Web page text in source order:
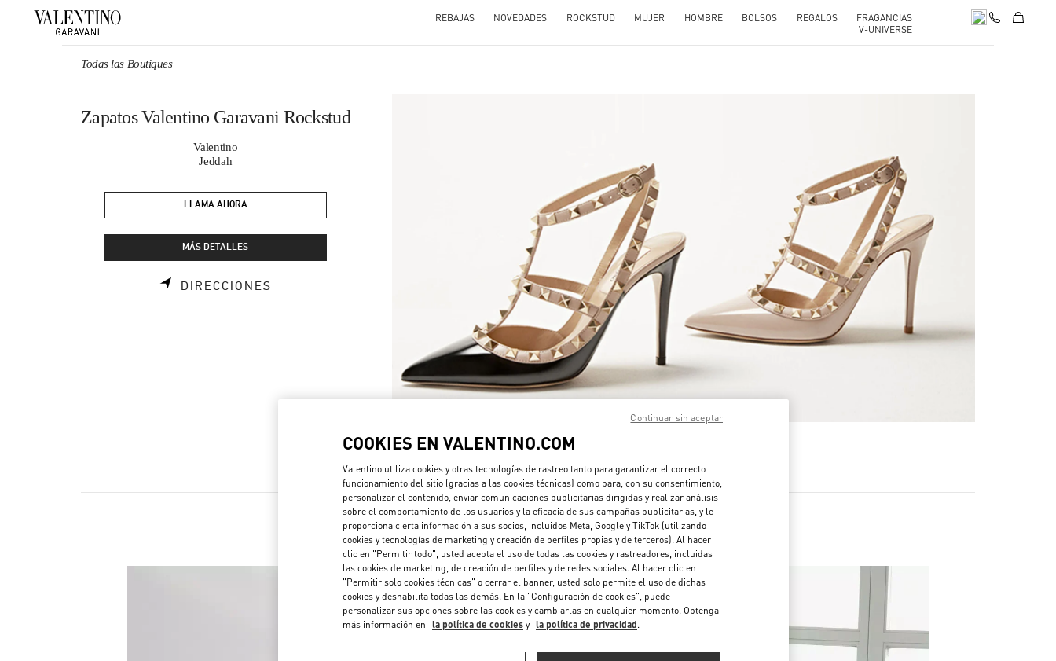
REBAJAS NOVEDADES ROCKSTUD MUJER HOMBRE BOLSOS REGALOS
FRAGANCIAS
V-UNIVERSE
Todas las Boutiques
Zapatos Valentino Garavani Rockstud
Valentino
Jeddah
LLAMA AHORA
MÁS DETALLES
DIRECCIONES Link Opens in New Tab
NOVEDADES
COOKIES EN VALENTINO.COM
Valentino utiliza cookies y otras tecnologías de rastreo tanto para garantizar el correcto
funcionamiento del sitio (gracias a las cookies técnicas) como para, con su consentimiento,
personalizar el contenido, enviar comunicaciones publicitarias dirigidas y realizar análisis
sobre el comportamiento de los usuarios y la eficacia de sus campañas publicitarias, y le
proporciona cierta información a sus socios, incluidos Meta, Google y TikTok (utilizando
cookies y tecnologías de marketing y creación de perfiles propias y de terceros). Al hacer
clic en "Permitir todo", usted acepta el uso de todas las cookies y rastreadores, incluidas
las cookies de marketing, de creación de perfiles y de redes sociales. Al hacer clic en
"Permitir solo cookies técnicas" o cerrar el banner, usted solo permite el uso de dichas
cookies y deshabilita todas las demás. En la "Configuración de cookies", puede
personalizar sus opciones sobre las cookies y cambiarlas en cualquier momento. Obtenga
más información en la política de cookies y la política de privacidad.
Continuar sin aceptar